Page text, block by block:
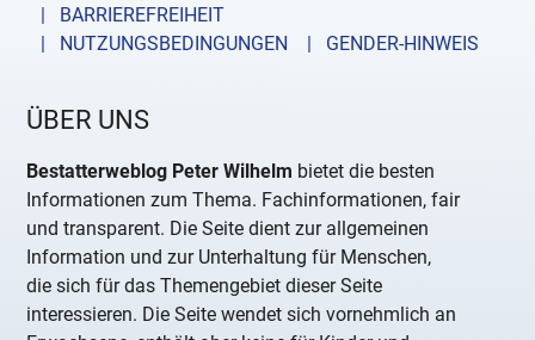
| BARRIEREFREIHEIT
| NUTZUNGSBEDINGUNGEN
| GENDER-HINWEIS
ÜBER UNS
Bestatterweblog Peter Wilhelm bietet die besten
Informationen zum Thema. Fachinformationen, fair
und transparent. Die Seite dient zur allgemeinen
Information und zur Unterhaltung für Menschen,
die sich für das Themengebiet dieser Seite
interessieren. Die Seite wendet sich vornehmlich an